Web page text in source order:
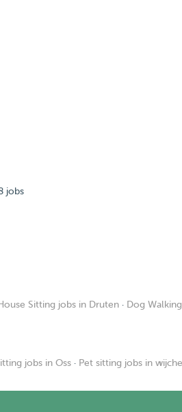
jobs
Sitting jobs in Druten · Dog
jobs in Oss · Pet sitting jobs in